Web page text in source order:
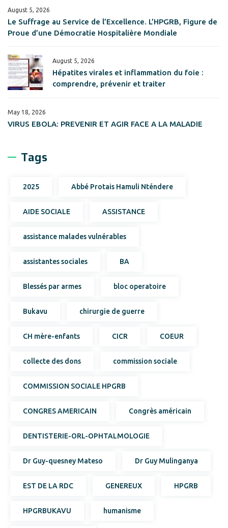
August 5, 2026
Le Suffrage au Service de l’Excellence. L’HPGRB, Figure de
Proue d’une Démocratie Hospitalière Mondiale
August 5, 2026
Hépatites virales et inflammation du foie :
comprendre, prévenir et traiter
May 18, 2026
VIRUS EBOLA: PREVENIR ET AGIR FACE A LA MALADIE
Tags
2025 Abbé Protais Hamuli Nténdere
AIDE SOCIALE ASSISTANCE
assistance malades vulnérables
assistantes sociales BA
Blessés par armes bloc operatoire
Bukavu chirurgie de guerre
CH mère-enfants CICR COEUR
collecte des dons commission sociale
COMMISSION SOCIALE HPGRB
CONGRES AMERICAIN Congrès américain
DENTISTERIE-ORL-OPHTALMOLOGIE
Dr Guy-quesney Mateso Dr Guy Mulinganya
EST DE LA RDC GENEREUX HPGRB
HPGRBUKAVU humanisme